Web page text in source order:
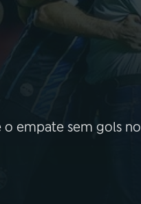
o empate sem gols no